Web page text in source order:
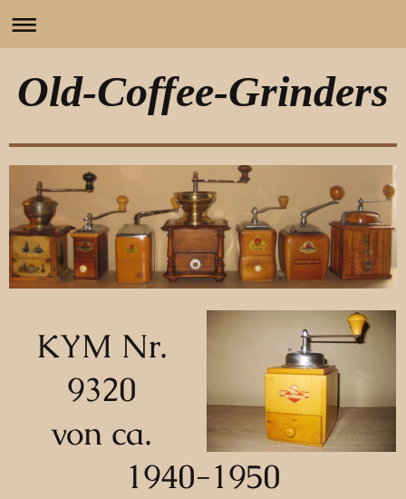
Old-Coffee-Grinders
KYM Nr.
9320
von ca.
1940-1950